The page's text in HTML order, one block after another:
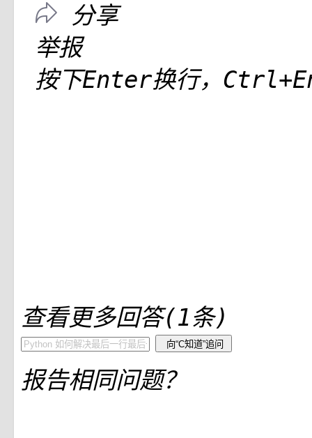
分享
举报
按下Enter换行，
查看更多回答(1条)
向“C知道”追问
报告相同问题？